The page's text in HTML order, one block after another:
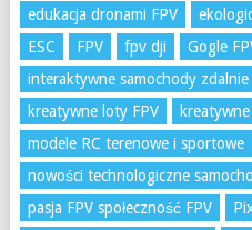
edukacja dronami FPV
ESC
FPV fpv dji Gogle
interaktywne samochody
kreatywne loty FPV
modele RC terenowe i sportowe
nowości technologiczne
pasja FPV społeczność FPV